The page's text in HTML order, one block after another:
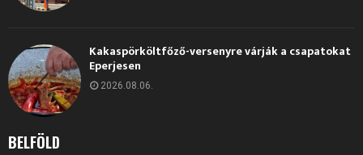
Kakaspörköltfőző-versenyre várják a csapatokat
Eperjesen
2026.08.06.
BELFÖLD